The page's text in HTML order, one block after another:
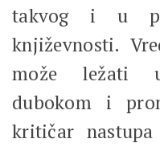
takvog i u
književnosti.
može ležati
dubokom i
kritičar